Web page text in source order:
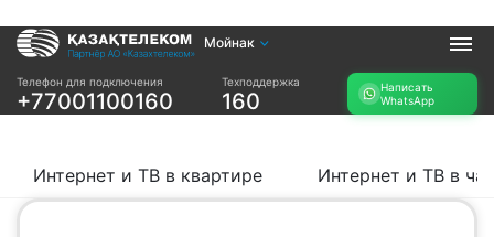
Мойнак
Телефон для подключения
+77001100160
Техподдержка
160
Написать
WhatsApp
Услуги
Интернет и ТВ в
частном доме
Интернет в офис
Интернет и ТВ в квартире Интернет и ТВ в